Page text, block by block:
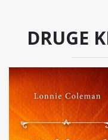
DRUGE